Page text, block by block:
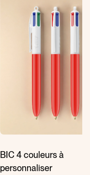
BIC 4 couleurs à
personnaliser